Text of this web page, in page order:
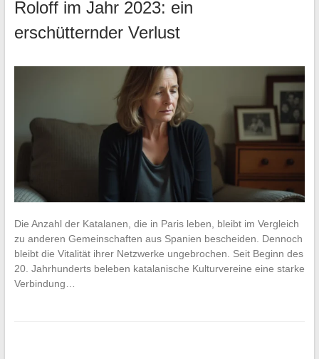
Roloff im Jahr 2023: ein
erschütternder Verlust
Die Anzahl der Katalanen, die in Paris leben, bleibt im Vergleich
zu anderen Gemeinschaften aus Spanien bescheiden. Dennoch
bleibt die Vitalität ihrer Netzwerke ungebrochen. Seit Beginn des
20. Jahrhunderts beleben katalanische Kulturvereine eine starke
Verbindung…